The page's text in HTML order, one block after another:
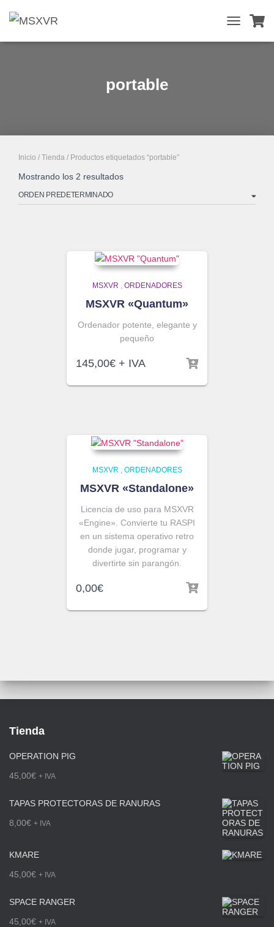
TOGGLE
portable
Inicio / Tienda / Productos etiquetados “portable”
Mostrando los 2 resultados
MSXVR , ORDENADORES
MSXVR «Quantum»
Ordenador potente, elegante y
pequeño
145,00€ + IVA
MSXVR ORDENADORES
MSXVR «Standalone»
Licencia de uso para MSXVR
«Engine». Convierte tu RASPI
en un sistema operativo retro
donde jugar, programar y
divertirte sin parangón.
0,00€
Tienda
OPERATION PIG
45,00€ + IVA
TAPAS PROTECTORAS DE RANURAS
8,00€ + IVA
KMARE
45,00€ + IVA
SPACE RANGER
45,00€ + IVA